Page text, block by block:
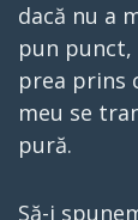
dacă nu a
pun
prea prins
meu se
pură.
Să-i